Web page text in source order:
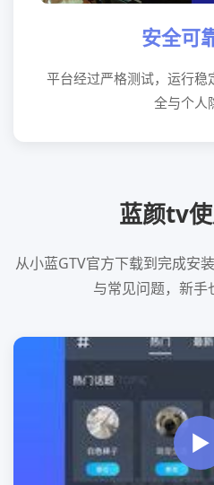
安全可
平台经过严格测试，运行稳
全与个人
蓝颜tv
从小蓝GTV官方下载到完成安
与常见问题，新手
▶